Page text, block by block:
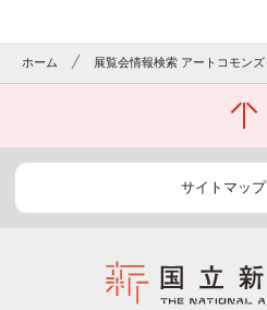
ホーム 展覧会情報検索 アートコモンズ
サイトマップ